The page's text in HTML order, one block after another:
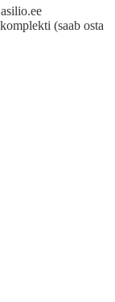
(saab osta